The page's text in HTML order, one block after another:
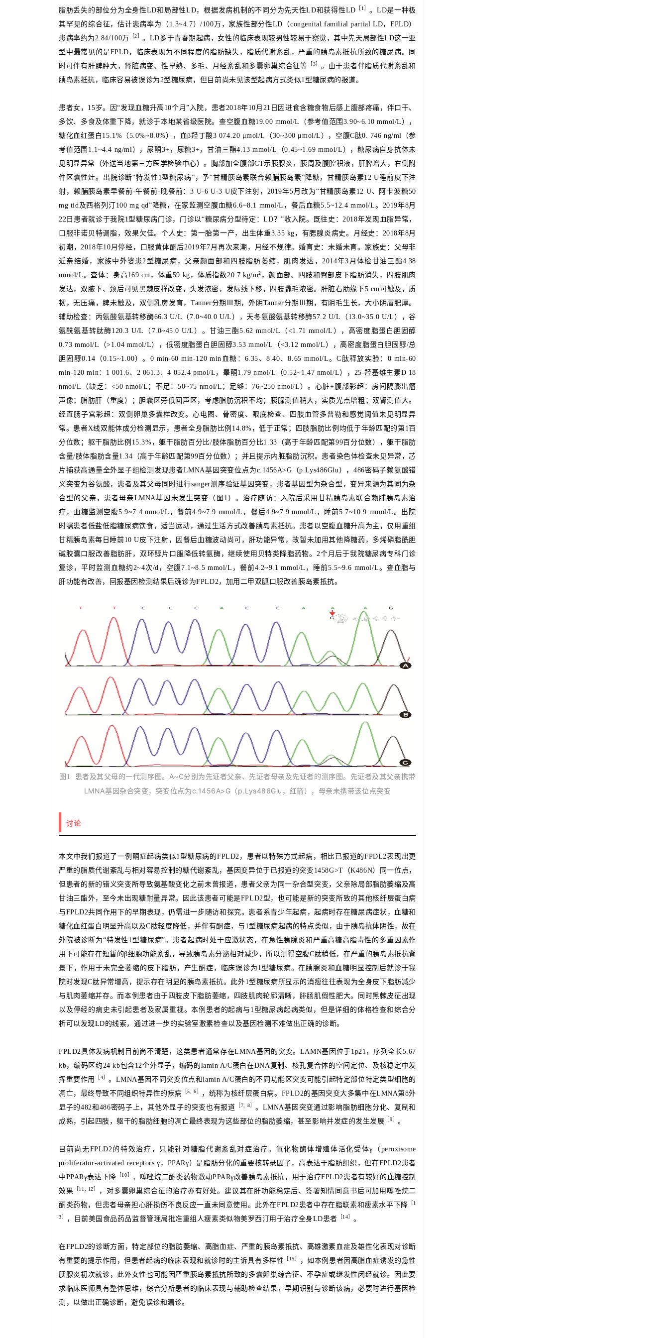
脂肪丢失的部位分为全身性LD和局部性LD，根据发病机制的不同 分为先天性LD和获得性LD 1］ 。LD是一种极
其罕见的综合征，估计患病率为（1.3~4.7）/100万，家族性部分性LD（congenital familial partial LD，FPLD）
患病率约为2.84/100万 ［2］ 。LD多于青春期起病，女性的临床表现较男性较易于察觉，其中先天局部性LD这一亚
型中最常见的是FPLD，临床表现为不同程度的脂肪缺失，脂质代谢紊乱，严重的胰岛素抵抗所致的糖尿病。同
时可伴有肝脾肿大，肾脏病变、性早熟、多毛、月经紊乱和多囊卵巢综合征等
3］ 。由于患者伴脂质代谢紊乱和
胰岛素抵抗，临床容易被误诊为2型糖尿病，但目前尚未见该型起病方式类似1型糖尿病的报道。
患者女，15岁。因“发现血糖升高10个月”入院，患者2018年10月21日因进食含糖食物后感上腹部疼痛，伴口干、
多饮、多食及体重下降，就诊于本地某省级医院。查空腹血糖19.00 mmol/L（参考值范围3.90~6.10 mmol/L），
糖化血红蛋白15.1%（5.0%~8.0%），血β羟丁酸3 074.20 μmol/L（30~300 μmol/L），空腹C肽0. 746 ng/ml（参
考值范围1.1~4.4 ng/ml），尿酮3+，尿糖3+，甘油三酯4.13 mmol/L（0.45~1.69 mmol/L），糖尿病自身抗体未
见明显异常（外送当地第三方医学检验中心）。胸部加全腹部CT示胰腺炎，胰周及腹腔积液，肝脾增大，右侧附
件区囊性灶。出院诊断“特发性1型糖尿病”，予“甘精胰岛素联合赖脯胰岛素”降糖，甘精胰岛素12 U睡前皮下注
射，赖脯胰岛素早餐前-午餐前-晚餐前：3 U-6 U-3 U皮下注射，2019年5月改为“甘精胰岛素12 U、阿卡波糖50
mg tid及西格列汀100 mg qd”降糖，在家监测空腹血糖6.6~8.1 mmol/L，餐后血糖5.5~12.4 mmol/L。2019年8月
22日患者就诊于我院1型糖尿病门诊，门诊以“糖尿病分型待定：LD？”收入院。既往史：2018年发现血脂异常，
口服非诺贝特调脂，效果欠佳。个人史：第一胎第一产，出生体重3.35 kg，有腮腺炎病史。月经史：2018年8月
初潮，2018年10月停经，口服黄体酮后2019年7月再次来潮，月经不规律。婚育史：未婚未育。家族史：父母非
近亲结婚，家族中外婆患2型糖尿病，父亲颜面部和四肢脂肪萎缩，肌肉发达，2014年3月体检甘油三酯4.38
mmol/L。查体：身高169 cm，体重59 kg，体质指数20.7 kg/m2 ，颜面部、四肢和臀部皮下脂肪消失，四肢肌肉
发达，双腋下、颈后可见黑棘皮样改变，头发浓密，发际线下移，四肢毳毛浓密。肝脏右肋缘下5 cm可触及，质
韧，无压痛，脾未触及，双侧乳房发育，Tanner分期Ⅲ期，外阴Tanner分期Ⅲ期，有阴毛生长，大小阴唇肥厚。
辅助检查：丙氨酸氨基转移酶66.3 U/L（7.0~40.0 U/L），天冬氨酸氨基转移酶57.2 U/L（13.0~35.0 U/L），谷
氨酰氨基转肽酶120.3 U/L（7.0~45.0 U/L）。甘油三酯5.62 mmol/L（<1.71 mmol/L），高密度脂蛋白胆固醇
0.73 mmol/L（>1.04 mmol/L），低密度脂蛋白胆固醇3.53 mmol/L（<3.12 mmol/L），高密度脂蛋白胆固醇/总
胆固醇0.14（0.15~1.00）。0 min-60 min-120 min血糖：6.35、8.40、8.65 mmol/L。C肽释放实验：0 min-60
min-120 min：1 001.6、2 061.3、4 052.4 pmol/L，睾酮1.79 nmol/L（0.52~1.47 nmol/L），25-羟基维生素D 18
nmol/L（缺乏：<50 nmol/L；不足：50~75 nmol/L；足够：76~250 nmol/L）。心脏+腹部彩超：房间隔膨出瘤
声像；脂肪肝（重度）；胆囊区旁低回声区，考虑脂肪沉积不均；胰腺测值稍大，实质光点增粗；双肾测值大。
经直肠子宫彩超：双侧卵巢多囊样改变。心电图、骨密度、眼底检查、四肢血管多普勒和感觉阈值未见明显异
常。患者X线双能体成分检测显示，患者全身脂肪比例14.8%，低于正常；四肢脂肪比例均低于年龄匹配的第1百
分位数；躯干脂肪比例15.3%，躯干脂肪百分比/肢体脂肪百分比1.33（高于年龄匹配第99百分位数），躯干脂肪
含量/肢体脂肪含量1.34（高于年龄匹配第99百分位数）；并且提示内脏脂肪沉积。患者染色体检查未见异常，芯
片捕获高通量全外显子组检测发现患者LMNA基因突变位点为c.1456A>G（p.Lys486Glu），486密码子赖氨酸错
义突变为谷氨酸，患者及其父母同时进行sanger测序验证基因突变，患者基因型为杂合型，变异来源为其同为杂
合型的父亲，患者母亲LMNA基因未发生突变（图1）。治疗随访：入院后采用甘精胰岛素联合赖脯胰岛素治
疗，血糖监测空腹5.9~7.4 mmol/L，餐前4.9~7.9 mmol/L，餐后4.9~7.9 mmol/L，睡前5.7~10.9 mmol/L。出院
时嘱患者低盐低脂糖尿病饮食，适当运动，通过生活方式改善胰岛素抵抗。患者以空腹血糖升高为主，仅用重组
甘精胰岛素每日睡前10 U皮下注射，因餐后血糖波动尚可，肝功能异常，故暂未加用其他降糖药，多烯磷脂酰胆
碱胶囊口服改善脂肪肝，双环醇片口服降低转氨酶，继续使用贝特类降脂药物。2个月后于我院糖尿病专科门诊
复诊，平时监测血糖约2~4次/d，空腹7.1~8.5 mmol/L，餐前4.2~9.1 mmol/L，睡前5.5~9.6 mmol/L。查血脂与
肝功能有改善，回报基因检测结果后确诊为FPLD2，加用二甲双胍口服改善胰岛素抵抗。
图1 患者及其父母的一代测序图。A~C分别为先证者父亲、先证者母亲及先证者的测序图。先证者及其父亲携带
LMNA基因杂合突变，突变位点为c.1456A>G（p.Lys486Glu，红箭），母亲未携带该位点突变
讨论
本文中我们报道了一例酮症起病类似1型糖尿病的FPLD2，患者以特殊方式起病，相比已报道的FPDL2表现出更
严重的脂质代谢紊乱与相对容易控制的糖代谢紊乱，基因变异位于已报道的突变1458G>T（K486N）同一位点，
但患者的新的错义突变所导致氨基酸变化之前未曾报道，患者父亲为同一杂合型突变，父亲除局部脂肪萎缩及高
甘油三酯外，至今未出现糖耐量异常。因此该患者可能是FPLD2型，也可能是新的突变所致的其他核纤层蛋白病
与FPLD2共同作用下的早期表现，仍需进一步随访和探究。患者系青少年起病，起病时存在糖尿病症状，血糖和
糖化血红蛋白明显升高以及C肽轻度降低，并伴有酮症，与1型糖尿病起病的特点类似，由于胰岛抗体阴性，故在
外院被诊断为“特发性1型糖尿病”。患者起病时处于应激状态，在急性胰腺炎和严重高糖高脂毒性的多重因素作
用下可能存在短暂的β细胞功能紊乱，导致胰岛素分泌相对减少，所以测得空腹C肽稍低，在严重的胰岛素抵抗背
景下，作用于未完全萎缩的皮下脂肪，产生酮症，临床误诊为1型糖尿病。在胰腺炎和血糖明显控制后就诊于我
院时发现C肽异常增高，提示存在明显的胰岛素抵抗。此外1型糖尿病所显示的消瘦往往表现为全身皮下脂肪减少
与肌肉萎缩并存。而本例患者由于四肢皮下脂肪萎缩，四肢肌肉轮廓清晰，腓肠肌假性肥大。同时黑棘皮征出现
以及停经的病史未引起患者及家属重视。本例患者的起病与1型糖尿病起病类似，但是详细的体格检查和综合分
析可以发现LD的线索，通过进一步的实验室激素检查以及基因检测不难做出正确的诊断。
FPLD2具体发病机制目前尚不清楚，这类患者通常存在LMNA基因的突变。 LAMN基因位于1p21，序列全长5.67
kb，编码区约24 kb包含12个外显子，编码的lamin A/C蛋白在DNA复制、核孔复合体的空间定位、及核稳定中发
挥重要作用
4］ 。 LMNA基因不同突变位点和lamin A/C蛋白的不同功能区突变可能引起特定部位特定类型细胞的
凋亡，最终导致不同组织特异性的疾病 ［5, 6］ ，统称为核纤层蛋白病。 FPLD2的基因突变大多集中在LMNA第8外
显子的482和486密码子上，其他外显子的突变也有报道
7, 8］ 。 LMNA基因突变通过影响脂肪细胞分化、复制和
成熟，引起四肢，躯干的脂肪细胞的凋亡最终表现为这些部位的脂肪萎缩，甚至影响并发症的发生发展 ［9］ 。
目前尚无FPLD2的特效治疗，只能针对糖脂代谢紊乱对症治疗。 氧化物酶体增殖体活化受体γ（peroxisome
proliferator-activated receptors γ，PPARγ）是脂肪分化的重要核转录因子，高表达于脂肪组织，但在FPLD2患者
中PPARγ表达下降
10］
，噻唑烷二酮类药物激动PPARγ改善胰岛素抵抗，用于治疗FPLD2患者有较好的血糖控制
效果
11, 12］ ，对多囊卵巢综合征的治疗亦有好处。 建议其在肝功能稳定后、签署知情同意书后可加用噻唑烷二
酮类药物，但患者母亲担心肝损伤不良反应一直未同意使用。 此外在FPLD2患者中存在脂联素和瘦素水平下降 1
3］ ，目前美国食品药品监督管理局批准重组人瘦素类似物美罗西汀用于治疗全身LD患者 14］ 。
在FPLD2的诊断方面，特定部位的脂肪萎缩、高脂血症、严重的胰岛素抵抗、高雄激素血症及雄性化表现对诊断
有重要的提示作用，但患者起病的临床表现和就诊时的主诉具有多样性
15］
，如本例患者因高脂血症诱发的急性
胰腺炎初次就诊，此外女性也可能因严重胰岛素抵抗所致的多囊卵巢综合征、不孕症或继发性闭经就诊。
因此要
求临床医师具有整体思维，综合分析患者的临床表现与辅助检查结果，早期识别与诊断该病，必要时进行基因检
测，以做出正确诊断，避免误诊和漏诊。